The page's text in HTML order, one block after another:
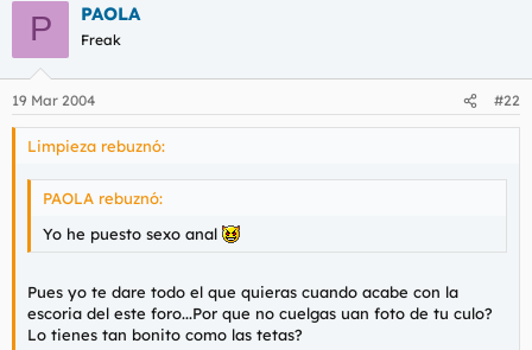
P PAOLA
Freak
19 Mar 2004 #22
Limpieza rebuznó:
PAOLA rebuznó:
Yo he puesto sexo anal
Pues yo te dare todo el que quieras cuando acabe con la
escoria del este foro...Por que no cuelgas uan foto de tu culo?
Lo tienes tan bonito como las tetas?